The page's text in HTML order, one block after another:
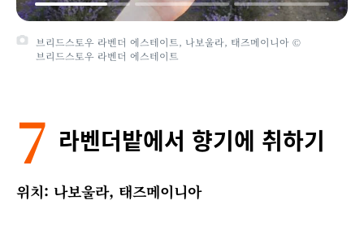
브리드스토우 라벤더 에스테이트, 나보울라, 태즈메이니아 ©
브리드스토우 라벤더 에스테이트
7 라벤더밭에서 향기에 취하기
위치: 나보울라, 태즈메이니아